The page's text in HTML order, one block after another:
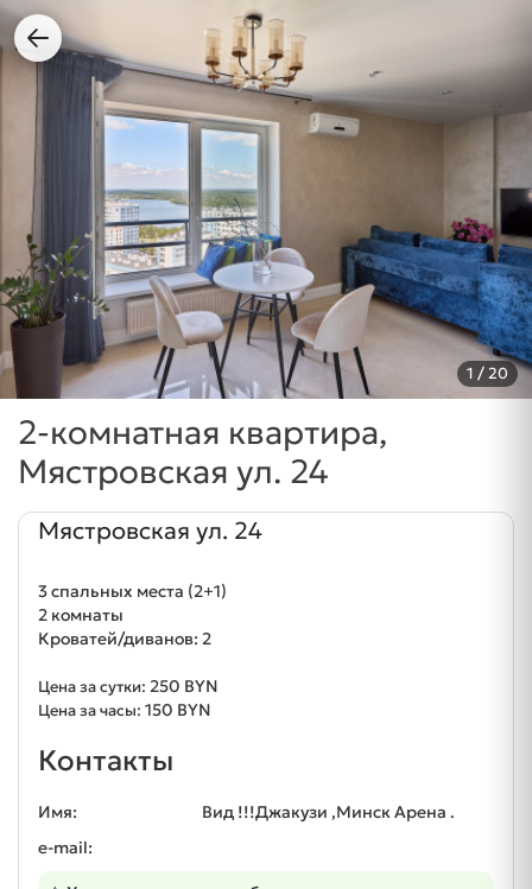
1 / 20
2-комнатная квартира,
Мястровская ул. 24
Мястровская ул. 24
3 спальных места (2+1)
2 комнаты
Кроватей/диванов: 2
Цена за сутки: 250 BYN
Цена за часы: 150 BYN
Контакты
Имя:
Вид !!!Джакузи ,Минск Арена .
e-mail: